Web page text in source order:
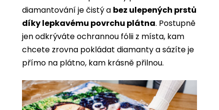
diamantování je čistý a bez ulepených prstů
díky lepkavému povrchu plátna. Postupně
jen odkrýváte ochrannou fólii z místa, kam
chcete zrovna pokládat diamanty a sázíte je
přímo na plátno, kam krásně přilnou.